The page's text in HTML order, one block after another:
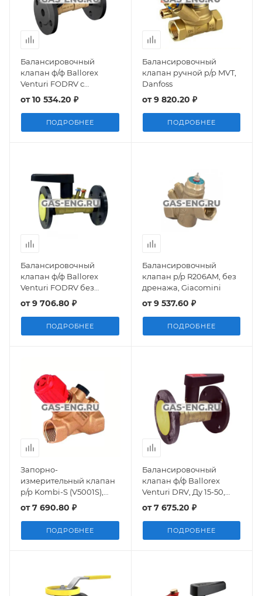
Балансировочный
клапан ф/ф Ballorex
Venturi FODRV с
дренажём, Ду 15-50,
Broen
от10 534.20 ₽
ПОДРОБНЕЕ
Балансировочный
клапан ручной р/р MVT,
Danfoss
от9 820.20 ₽
ПОДРОБНЕЕ
Балансировочный
клапан ф/ф Ballorex
Venturi FODRV без
дренажа, Ду 15-50, Broen
от9 706.80 ₽
ПОДРОБНЕЕ
Балансировочный
клапан р/р R206AM, без
дренажа, Giacomini
от9 537.60 ₽
ПОДРОБНЕЕ
Запорно-
измерительный клапан
р/р Kombi-S (V5001S),
Honeywell
от7 690.80 ₽
ПОДРОБНЕЕ
Балансировочный
клапан ф/ф Ballorex
Venturi DRV, Ду 15-50,
Broen
от7 675.20 ₽
ПОДРОБНЕЕ